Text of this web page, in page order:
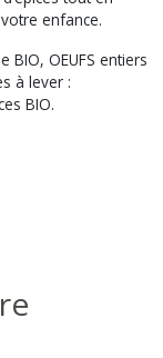
enfance.
BIO, OEUFS entiers
à lever :
BIO.